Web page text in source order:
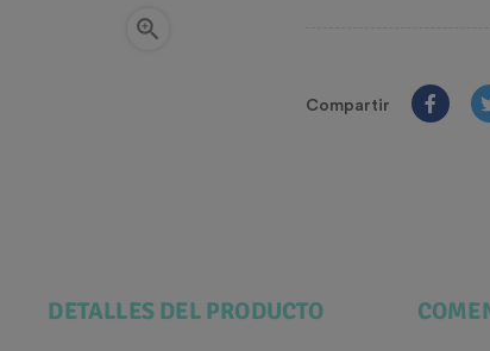

Compartir
DETALLES DEL PRODUCTO